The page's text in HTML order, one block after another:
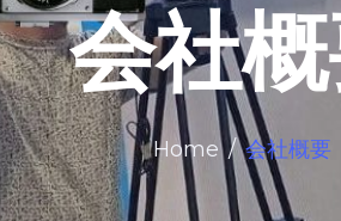
会社
Home 会社概要